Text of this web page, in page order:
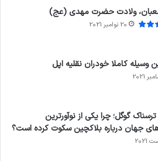
ولادت حضرت مهدی (عج)
20 نوامبر 2021
وسیله کاملا خودران نقلیه اپل
گوگل؛ چرا یکی از نوآورترین
جهان درباره بلاکچین سکوت کرده است؟